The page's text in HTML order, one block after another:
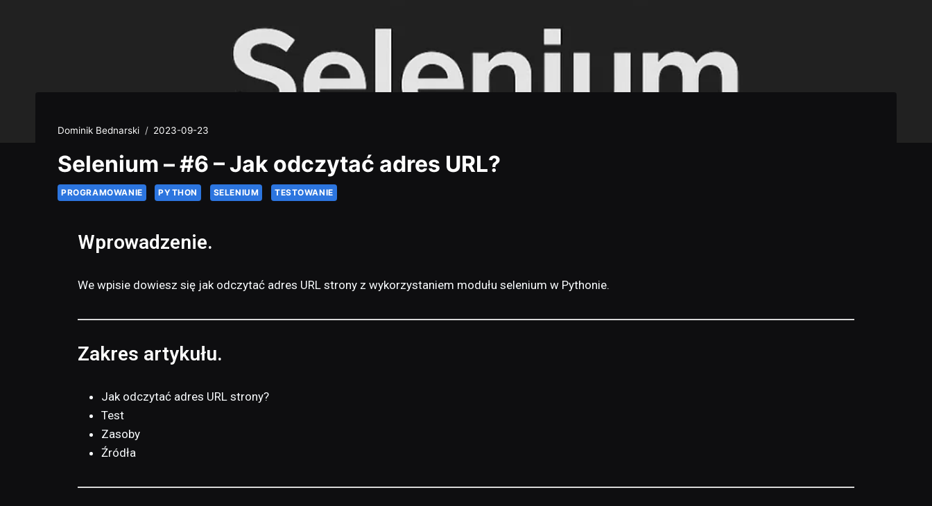
Dominik Bednarski 2023-09-23
Selenium – #6 – Jak odczytać adres URL?
PROGRAMOWANIE PYTHON SELENIUM TESTOWANIE
Wprowadzenie.
We wpisie dowiesz się jak odczytać adres URL strony z wykorzystaniem modułu selenium w Pythonie.
Zakres artykułu.
Jak odczytać adres URL strony?
Test
Zasoby
Źródła